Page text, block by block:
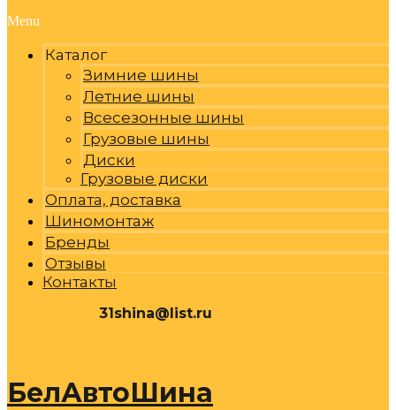
Menu
Каталог
Зимние шины
Летние шины
Всесезонные шины
Грузовые шины
Диски
Грузовые диски
Оплата, доставка
Шиномонтаж
Бренды
Отзывы
Контакты
31shina@list.ru
БелАвтоШина